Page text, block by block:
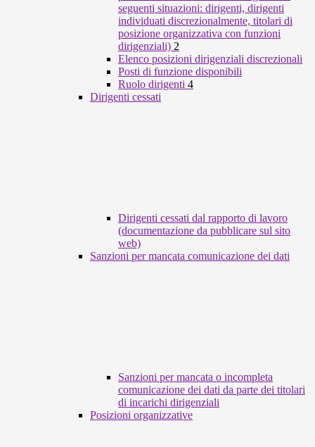
seguenti situazioni: dirigenti, dirigenti
individuati discrezionalmente, titolari di
posizione organizzativa con funzioni
dirigenziali) 2
Elenco posizioni dirigenziali discrezionali
Posti di funzione disponibili
Ruolo dirigenti 4
Dirigenti cessati
Dirigenti cessati dal rapporto di lavoro
(documentazione da pubblicare sul sito
web)
Sanzioni per mancata comunicazione dei dati
Sanzioni per mancata o incompleta
comunicazione dei dati da parte dei titolari
di incarichi dirigenziali
Posizioni organizzative